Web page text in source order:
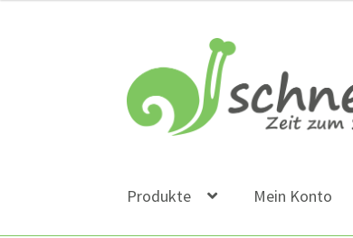
Navigation
springen
Inhalt
springen
Produkte Mein Konto